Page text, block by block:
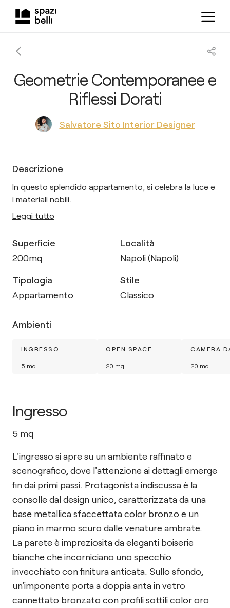
Geometrie Contemporanee e
Riflessi Dorati
Salvatore Sito Interior Designer
Descrizione
In questo splendido appartamento, si celebra la luce e
i materiali nobili.
Leggi tutto
Superficie
200mq
Località
Napoli (Napoli)
Tipologia
Appartamento
Stile
Classico
Ambienti
INGRESSO
5 mq
OPEN SPACE
20 mq
CAMERA
20 mq
Ingresso
5 mq
L'ingresso si apre su un ambiente raffinato e
scenografico, dove l'attenzione ai dettagli emerge
fin dai primi passi. Protagonista indiscussa è la
consolle dal design unico, caratterizzata da una
base metallica sfaccettata color bronzo e un
piano in marmo scuro dalle venature ambrate.
La parete è impreziosita da eleganti boiserie
bianche che incorniciano uno specchio
invecchiato con finitura anticata. Sullo sfondo,
un'imponente porta a doppia anta in vetro
cannettato bronzato con profili sottili color oro